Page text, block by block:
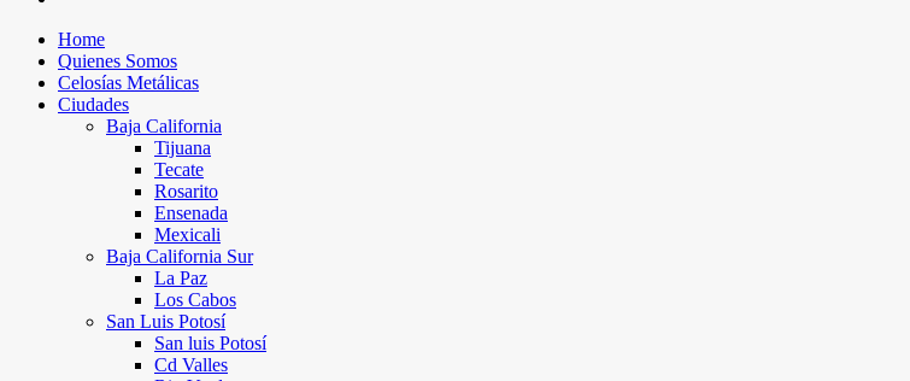
Home
Quienes Somos
Celosías Metálicas
Ciudades
Baja California
Tijuana
Tecate
Rosarito
Ensenada
Mexicali
Baja California Sur
La Paz
Los Cabos
San Luis Potosí
San luis Potosí
Cd Valles